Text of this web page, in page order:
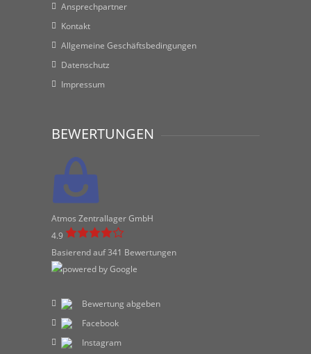
Ansprechpartner
Kontakt
Allgemeine Geschäftsbedingungen
Datenschutz
Impressum
BEWERTUNGEN
Atmos Zentrallager GmbH
4.9
Basierend auf 341 Bewertungen
Bewertung abgeben
Facebook
Instagram